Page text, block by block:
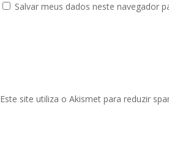
Salvar meus dados neste navegador
Este site utiliza o Akismet para reduzir